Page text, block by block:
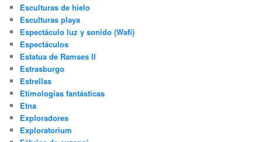
Esculturas de hielo
Esculturas playa
Espectáculo luz y sonido (Wafi)
Espectáculos
Estatua de Ramses II
Estrasburgo
Estrellas
Etimologías fantásticas
Etna
Exploradores
Exploratorium